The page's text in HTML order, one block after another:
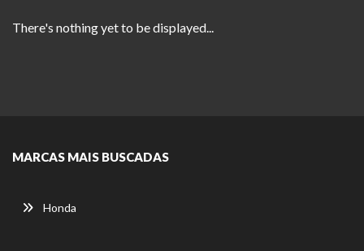
There's nothing yet to be displayed...
MARCAS MAIS BUSCADAS
Honda